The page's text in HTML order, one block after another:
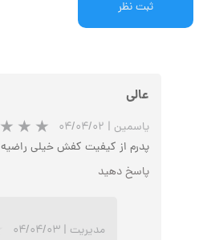
ثبت نظر
عالی
یاسمین | ۰۴/۰۴/۰۲
پدرم از کیفیت کفش خیلی راضیه
پاسخ دهید
مدیریت | ۰۴/۰۴/۰۳